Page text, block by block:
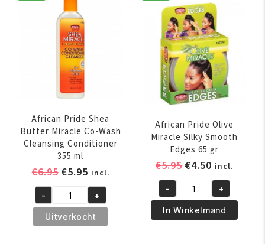
African Pride Shea
Butter Miracle Co-Wash
Cleansing Conditioner
355 ml
€6.95 Oorspronkelijke
was:
€6.95.
€5.95Huidige
prijs
is:
€5.95.
incl.
African
Pride
Shea
- +
Uitverkocht
African Pride Olive
Miracle Silky Smooth
Edges 65 gr
€5.95
was:
€5.95.
€4.50 Huidige
prijs
is:
€4.50.
incl.
African
Pride
Olive
- +
In Winkelmand